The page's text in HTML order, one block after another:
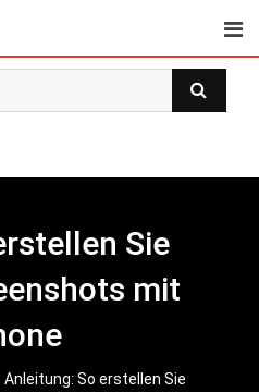
Sie
mit
Anleitung: So erstellen Sie